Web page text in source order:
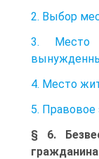
2. Выбор
3. Место
4. Место
5. Правовое
§ 6.